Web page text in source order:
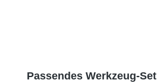
Produktgalerie überspringen
Passendes Werkzeug-Set